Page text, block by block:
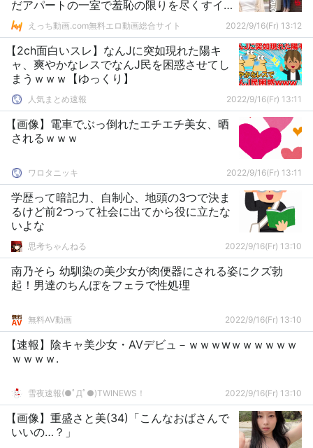
だアパートの一室で羞恥の限りを尽くすイ
ラマ&浣腸プレイ。メチャクチャされて、そ
れでも輝く加賀美さらのマゾスキルに浣腸
を挿す手が止まらない！ 東京カンチョー11
当時、就活生だった加賀美さら
えっち動画.com無料エロ動画総合サイト 2022/9/16(Fr) 13:12
【2ch面白いスレ】なんJに突如現れた陽キ
ャ、爽やかなレスでなんJ民を困惑させてし
まうｗｗｗ【ゆっくり】
人気まとめ速報 2022/9/16(Fr) 13:11
【画像】電車でぶっ倒れたエチエチ美女、晒
されるｗｗｗ
ワロタニッキ 2022/9/16(Fr) 13:11
学歴って暗記力、自制心、地頭の3つで決ま
るけど前2つって社会に出てから役に立たな
いよな
思考ちゃんねる 2022/9/16(Fr) 13:10
南乃そら 幼馴染の美少女が肉便器にされる姿にクズ勃
起！男達のちんぽをフェラで性処理
無料AV動画 2022/9/16(Fr) 13:10
【速報】陰キャ美少女・AVデビュ－ｗｗｗwｗｗｗｗｗｗ
ｗｗｗｗ.
雪夜速報(●ﾟДﾟ●)TWINEWS！ 2022/9/16(Fr) 13:10
【画像】重盛さと美(34)「こんなおばさんで
いいの…？」